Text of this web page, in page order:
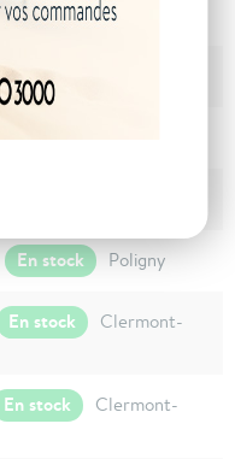
En stock Poligny
En stock
En stock
En stock Poligny
En stock
Clermont-
En stock
Clermont-